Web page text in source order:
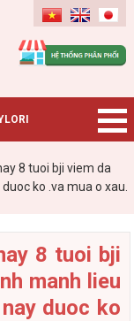
DẪN MUA HÀNG
8 tuoi bji viem da
ko .va mua o xau.
8 tuoi bji
manh lieu
duoc ko